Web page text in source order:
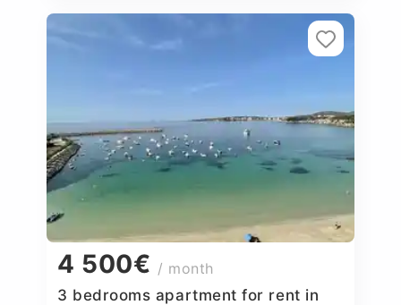
4 500€ / month
3 bedrooms apartment for rent in